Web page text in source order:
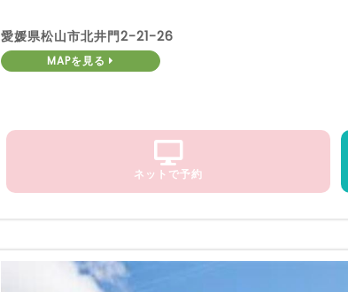
愛媛県松山市北井門2-21-26
MAPを見る
ネットで予約